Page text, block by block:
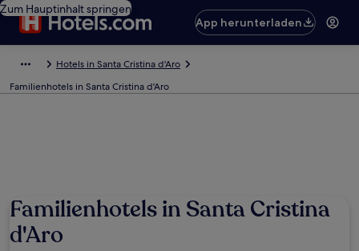
Zum Hauptinhalt springen
App herunterladen
Hotels in Santa Cristina d'Aro
Familienhotels in Santa Cristina d'Aro
Familienhotels in Santa Cristina
d'Aro